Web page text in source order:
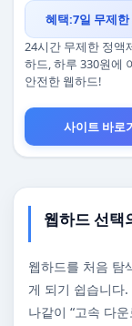
혜택:7일 무제한
24시간 무제한 정액
하드, 하루 330원에
안전한 웹하드!
사이트 바로
웹하드 선택
웹하드를 처음 탐
게 되기 쉽습니다
나같이 “고속 다